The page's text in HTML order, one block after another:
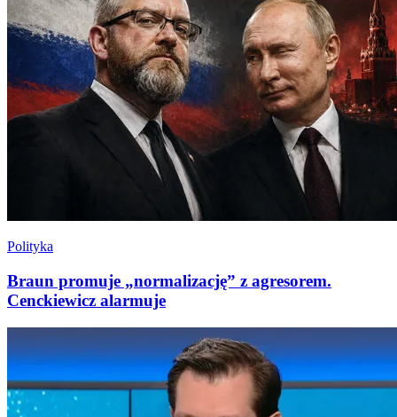
Polityka
Braun promuje „normalizację” z agresorem.
Cenckiewicz alarmuje